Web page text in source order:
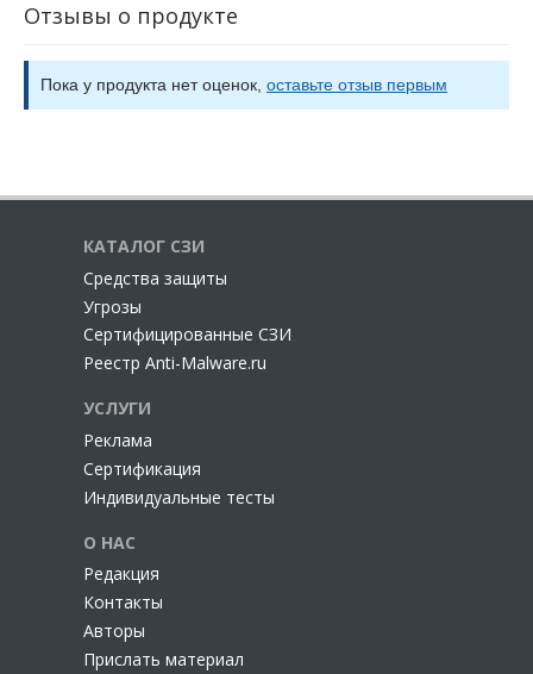
корпоративными мессенджерами;
Представление данных в графическом виде для
более легкого восприятия различных связей между
индикаторами компрометации;
Отзывы о продукте
Пока у продукта нет оценок, оставьте отзыв первым
КАТАЛОГ СЗИ
Cредства защиты
Угрозы
Сертифицированные СЗИ
Реестр Anti-Malware.ru
УСЛУГИ
Реклама
Сертификация
Индивидуальные тесты
О НАС
Редакция
Контакты
Авторы
Прислать материал